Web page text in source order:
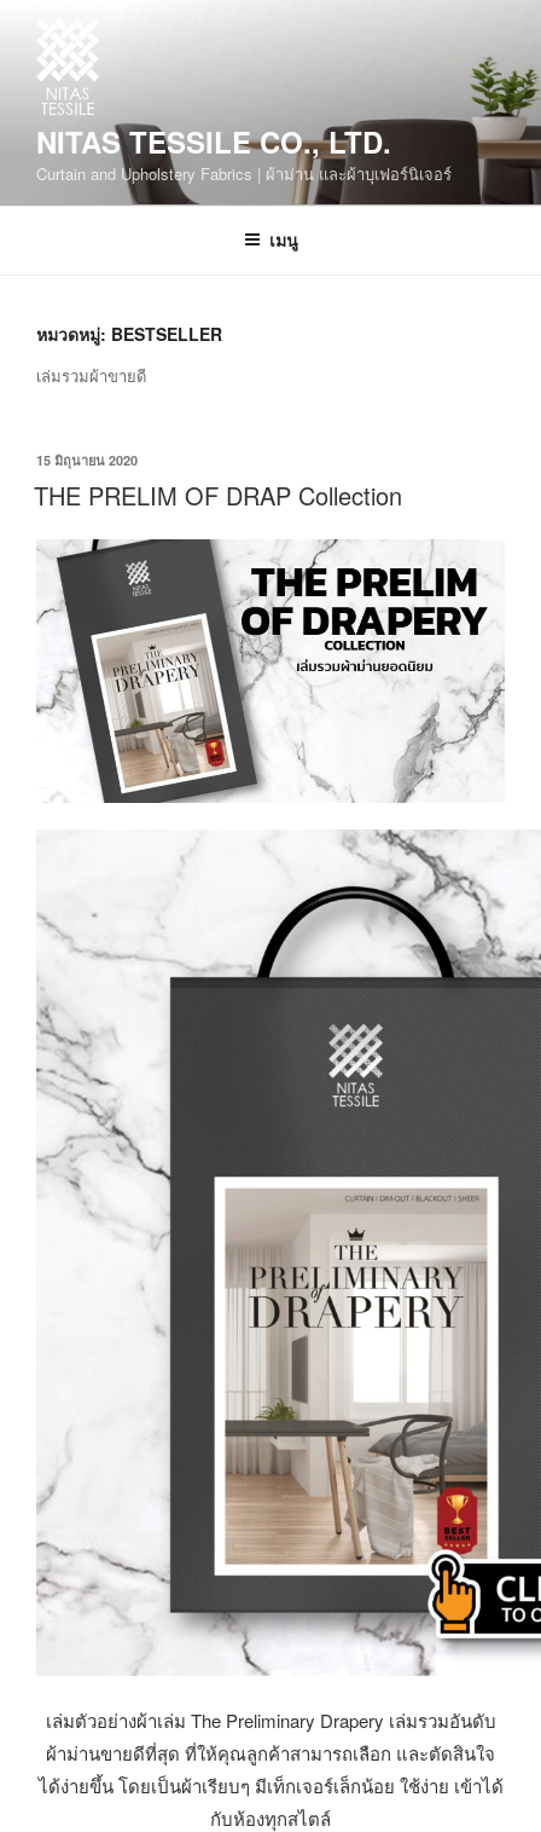
NITAS TESSILE CO., LTD.
Curtain and Upholstery Fabrics | ผ้าม่าน และผ้าบุเฟอร์นิเจอร์
เมนู
หมวดหมู่: BESTSELLER
เล่มรวมผ้าขายดี
15 มิถุนายน 2020
THE PRELIM OF DRAP Collection
เล่มตัวอย่างผ้าเล่ม The Preliminary Drapery เล่มรวมอันดับ
ผ้าม่านขายดีที่สุด ที่ให้คุณลูกค้าสามารถเลือก และตัดสินใจ
ได้ง่ายขึ้น โดยเป็นผ้าเรียบๆ มีเท็กเจอร์เล็กน้อย ใช้ง่าย เข้าได้
กับห้องทุกสไตล์